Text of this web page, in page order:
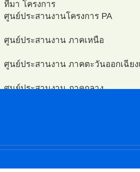
ที่มา โครงการ
ศูนย์ประสานงานโครงการ PA
ศูนย์ประสานงาน ภาคเหนือ
ศูนย์ประสานงาน ภาคตะวันออกเฉียง
ศูนย์ประสานงาน ภาคกลาง